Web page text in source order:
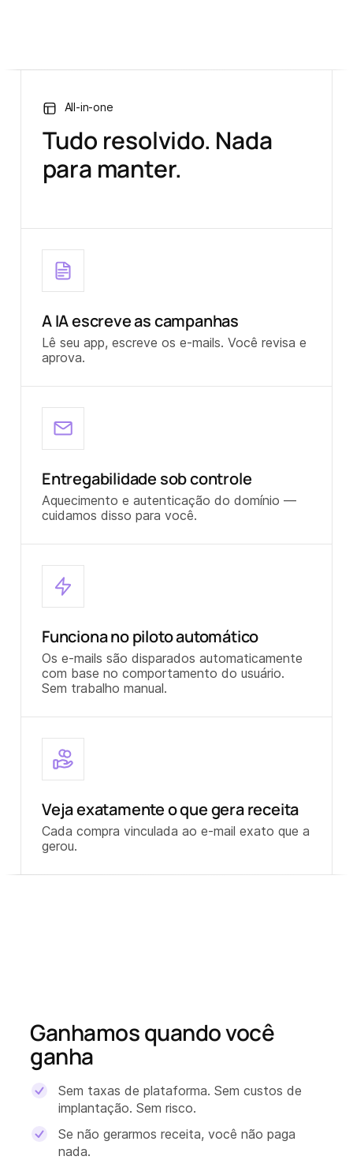
All-in-one
Tudo resolvido. Nada
para manter.
A IA escreve as campanhas
Lê seu app, escreve os e-mails. Você revisa e
aprova.
Entregabilidade sob controle
Aquecimento e autenticação do domínio —
cuidamos disso para você.
Funciona no piloto automático
Os e-mails são disparados automaticamente
com base no comportamento do usuário.
Sem trabalho manual.
Veja exatamente o que gera receita
Cada compra vinculada ao e-mail exato que a
gerou.
Ganhamos quando você
ganha
Sem taxas de plataforma. Sem custos de
implantação. Sem risco.
Se não gerarmos receita, você não paga
nada.